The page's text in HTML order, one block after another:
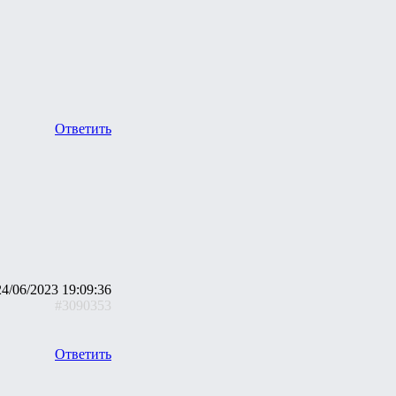
Ответить
06/2023 19:09:36
#3090353
Ответить